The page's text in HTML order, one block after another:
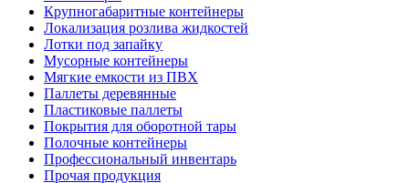
Крупногабаритные контейнеры
Локализация розлива жидкостей
Лотки под запайку
Мусорные контейнеры
Мягкие емкости из ПВХ
Паллеты деревянные
Пластиковые паллеты
Покрытия для оборотной тары
Полочные контейнеры
Профессиональный инвентарь
Прочая продукция